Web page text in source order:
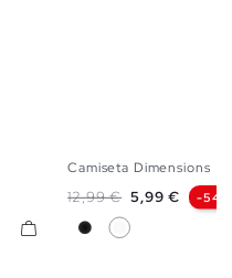
Camiseta Dimensions
Precio base
12,99 € Precio
5,99 € -54%
NegroBlanco